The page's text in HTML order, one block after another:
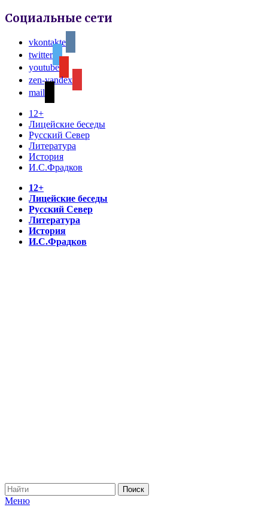
Социальные сети
vkontakte
twitter
youtube
zen-yandex
mail
12+
Лицейские беседы
Русский Север
Литература
История
И.С.Фрадков
12+
Лицейские беседы
Русский Север
Литература
История
И.С.Фрадков
Меню